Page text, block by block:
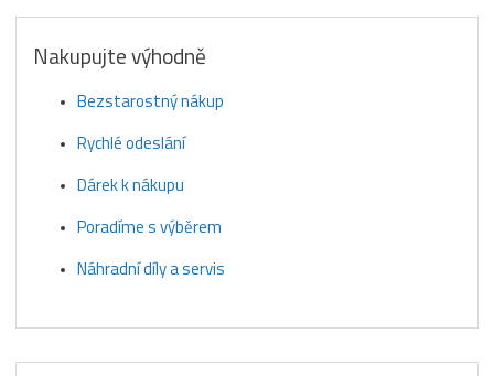
Nakupujte výhodně
Bezstarostný nákup
Rychlé odeslání
Dárek k nákupu
Poradíme s výběrem
Náhradní díly a servis